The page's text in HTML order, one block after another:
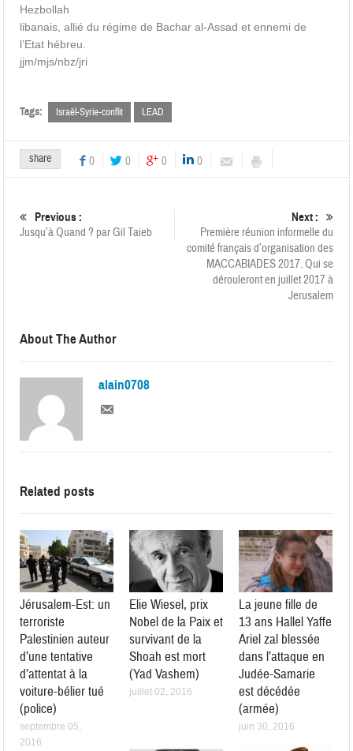
Hezbollah
libanais, allié du régime de Bachar al-Assad et ennemi de
l’Etat hébreu.
jjm/mjs/nbz/jri
Tags: Israël-Syrie-conflit LEAD
share 0 0 0 0
Previous :
Jusqu’à Quand ? par Gil Taieb
Next :
Première réunion informelle du
comité français d’organisation des
MACCABIADES 2017. Qui se
dérouleront en juillet 2017 à
Jerusalem
About The Author
alain0708
Related posts
Jérusalem-Est: un
terroriste
Palestinien auteur
d’une tentative
d’attentat à la
voiture-bélier tué
(police)
septembre 05,
2016
Elie Wiesel, prix
Nobel de la Paix et
survivant de la
Shoah est mort
(Yad Vashem)
juillet 02, 2016
La jeune fille de
13 ans Hallel Yaffe
Ariel zal blessée
dans l’attaque en
Judée-Samarie
est décédée
(armée)
juin 30, 2016